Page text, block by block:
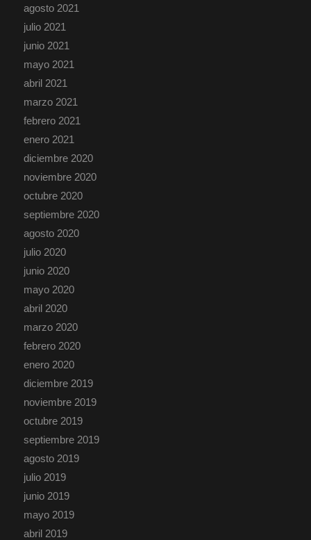
agosto 2021
julio 2021
junio 2021
mayo 2021
abril 2021
marzo 2021
febrero 2021
enero 2021
diciembre 2020
noviembre 2020
octubre 2020
septiembre 2020
agosto 2020
julio 2020
junio 2020
mayo 2020
abril 2020
marzo 2020
febrero 2020
enero 2020
diciembre 2019
noviembre 2019
octubre 2019
septiembre 2019
agosto 2019
julio 2019
junio 2019
mayo 2019
abril 2019